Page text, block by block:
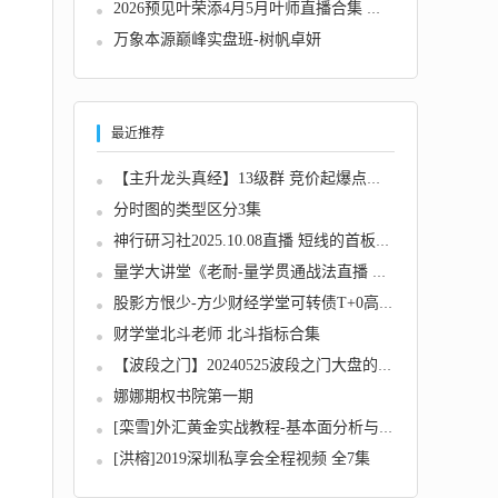
2026预见叶荣添4月5月叶师直播合集 市场分析趋...
万象本源巅峰实盘班-树帆卓妍
最近推荐
【主升龙头真经】13级群 竞价起爆点之一剑仙人...
分时图的类型区分3集
神行研习社2025.10.08直播 短线的首板不破2 1...
量学大讲堂《老耐-量学贯通战法直播 第46期 2...
股影方恨少-方少财经学堂可转债T+0高频交易课...
财学堂北斗老师 北斗指标合集
【波段之门】20240525波段之门大盘的后期走势...
娜娜期权书院第一期
[栾雪]外汇黄金实战教程-基本面分析与行情判断...
[洪榕]2019深圳私享会全程视频 全7集